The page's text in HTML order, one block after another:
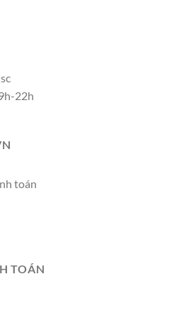
22h
toán
TOÁN